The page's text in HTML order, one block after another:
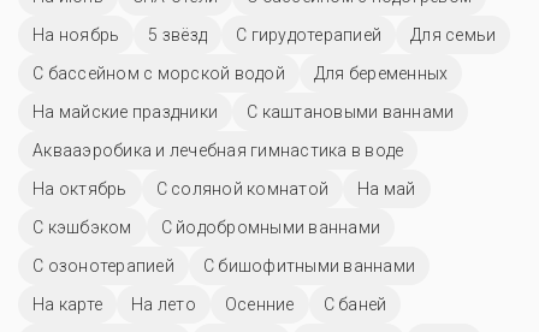
На ноябрь
5 звёзд С гирудотерапией
Для семьи
С бассейном с морской водой
Для беременных
На майские праздники
С каштановыми ваннами
Аквааэробика и лечебная гимнастика в воде
На октябрь
С соляной комнатой
На май
С кэшбэком
С йодобромными ваннами
С озонотерапией
С бишофитными ваннами
На карте
На лето Осенние
С баней